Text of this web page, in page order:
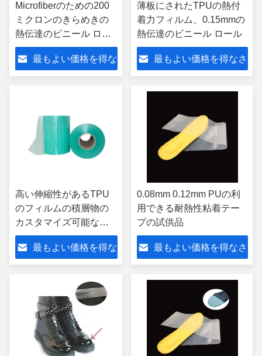
Microfiberのための200
ミクロンのきらめきの
熱伝達のビニール ロー
ル15s/time
最もよい価格を得な
薄板にされたTPUの熱付
着力フィルム、0.15mmの
熱伝達のビニール ロール
最もよい価格を得なさ
高い伸縮性があるTPU
のフィルムの積層物の
カスタマイズ可能な付
着力の保護フィルム
最もよい価格を得な
0.08mm 0.12mm PUの利
用できる耐熱性粘着テー
プの試供品
最もよい価格を得なさ